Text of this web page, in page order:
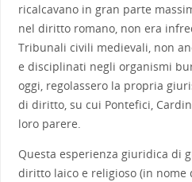
ricalcavano in gran parte
nel diritto romano, non era
Tribunali civili medievali, non
e disciplinati negli organismi
oggi, regolassero la propria
di diritto, su cui Pontefici,
loro parere.
Questa esperienza giuridica di
diritto laico e religioso (in nome